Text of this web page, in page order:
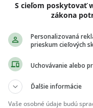
Prihlásiť sa na
príliš často pracuješ
starostlivosti o
prekvapí,
situáciu elegantne
S cieľom poskytovať
zákona
Personalizovaná
prieskum cieľových
Uchovávanie alebo
Ďalšie informácie
Vaše osobné údaje budú